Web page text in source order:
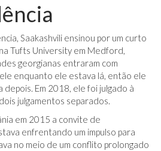
Saakashvili ensinou por um curto
Tufts University em Medford,
georgianas entraram com
enquanto ele estava lá, então ele
depois. Em 2018, ele foi julgado à
julgamentos separados.
em 2015 a convite de
enfrentando um impulso para
no meio de um conflito prolongado